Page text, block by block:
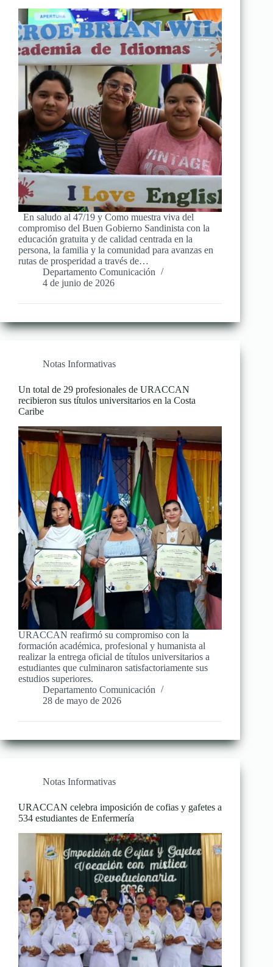
En saludo al 47/19 y Como muestra viva del
compromiso del Buen Gobierno Sandinista con la
educación gratuita y de calidad centrada en la
persona, la familia y la comunidad para avanzas en
rutas de prosperidad a través de…
Departamento Comunicación
4 de junio de 2026
Notas Informativas
Un total de 29 profesionales de URACCAN
recibieron sus títulos universitarios en la Costa
Caribe
URACCAN reafirmó su compromiso con la
formación académica, profesional y humanista al
realizar la entrega oficial de títulos universitarios a
estudiantes que culminaron satisfactoriamente sus
estudios superiores.
Departamento Comunicación
28 de mayo de 2026
Notas Informativas
URACCAN celebra imposición de cofias y gafetes a
534 estudiantes de Enfermería